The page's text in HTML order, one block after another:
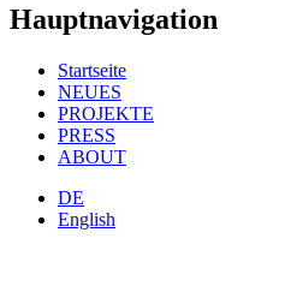
Hauptnavigation
Startseite
NEUES
PROJEKTE
PRESS
ABOUT
DE
English